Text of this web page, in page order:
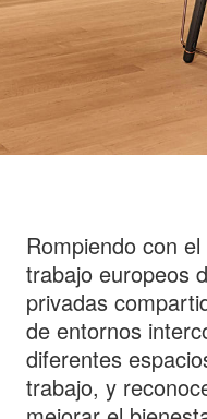
Rompiendo con
trabajo europeos
privadas
de entornos
diferentes
trabajo, y